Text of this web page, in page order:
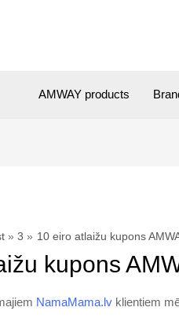
AMWAY products
3 10 eiro atlaižu kupons
kupons
NamaMama.lv klientiem